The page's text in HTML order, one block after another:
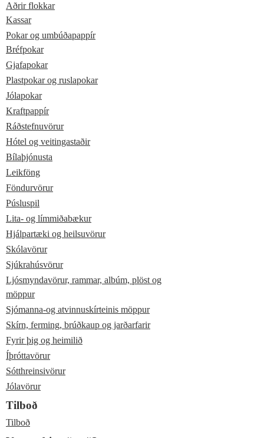
Aðrir flokkar
Kassar
Pokar og umbúðapappír
Bréfpokar
Gjafapokar
Plastpokar og ruslapokar
Jólapokar
Kraftpappír
Ráðstefnuvörur
Hótel og veitingastaðir
Bílaþjónusta
Leikföng
Föndurvörur
Púsluspil
Lita- og límmiðabækur
Hjálpartæki og heilsuvörur
Skólavörur
Sjúkrahúsvörur
Ljósmyndavörur, rammar, albúm, plöst og
möppur
Sjómanna-og atvinnuskírteinis möppur
Skírn, ferming, brúðkaup og jarðarfarir
Fyrir þig og heimilið
Íþróttavörur
Sótthreinsivörur
Jólavörur
Tilboð
Tilboð